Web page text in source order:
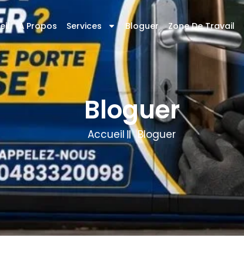
À Propos Services Bloguer Zone De Travail
Bloguer
Accueil Bloguer